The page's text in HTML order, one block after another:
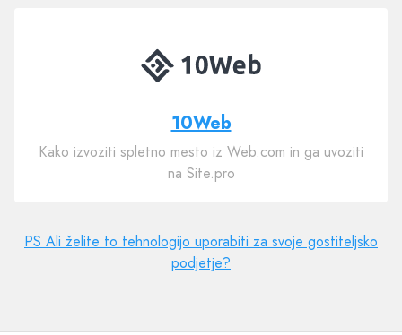
10Web
Kako izvoziti spletno mesto iz Web.com in ga uvoziti
na Site.pro
PS Ali želite to tehnologijo uporabiti za svoje gostiteljsko
podjetje?